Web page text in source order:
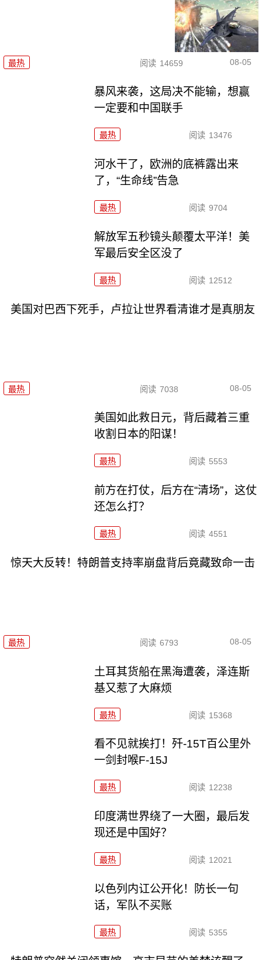
最热 阅读 14659 08-05
暴风来袭，这局决不能输，想赢
一定要和中国联手
最热 阅读 13476
河水干了，欧洲的底裤露出来
了，“生命线”告急
最热 阅读 9704
解放军五秒镜头颠覆太平洋！美
军最后安全区没了
最热 阅读 12512
美国对巴西下死手，卢拉让世界看清谁才是真朋友
最热 阅读 7038 08-05
美国如此救日元，背后藏着三重
收割日本的阳谋！
最热 阅读 5553
前方在打仗，后方在“清场”，这仗
还怎么打？
最热 阅读 4551
惊天大反转！特朗普支持率崩盘背后竟藏致命一击
最热 阅读 6793 08-05
土耳其货船在黑海遭袭，泽连斯
基又惹了大麻烦
最热 阅读 15368
看不见就挨打！歼-15T百公里外
一剑封喉F-15J
最热 阅读 12238
印度满世界绕了一大圈，最后发
现还是中国好？
最热 阅读 12021
以色列内讧公开化！防长一句
话，军队不买账
最热 阅读 5355